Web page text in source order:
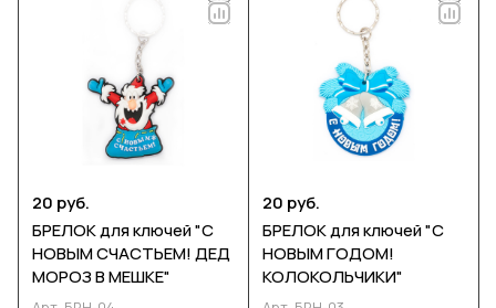
20 руб.
БРЕЛОК для ключей "С
НОВЫМ СЧАСТЬЕМ! ДЕД
МОРОЗ В МЕШКЕ"
20 руб.
БРЕЛОК для ключей "С
НОВЫМ ГОДОМ!
КОЛОКОЛЬЧИКИ"